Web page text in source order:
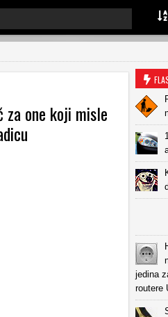
one koji misle
jedina
routere